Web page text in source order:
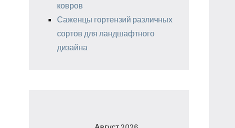
ковров
Саженцы гортензий различных
сортов для ландшафтного
дизайна